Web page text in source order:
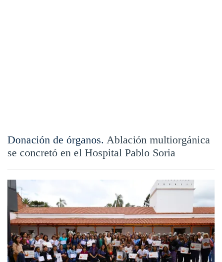
Donación de órganos. Ablación multiorgánica
se concretó en el Hospital Pablo Soria